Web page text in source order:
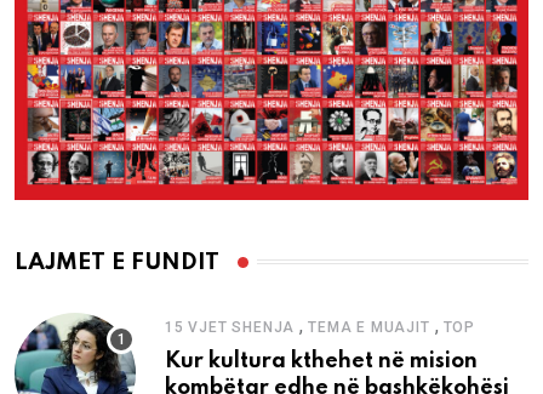
LAJMET E FUNDIT
15 VJET SHENJA ,TEMA E MUAJIT , TOP
Kur kultura kthehet në mision
kombëtar edhe në bashkëkohësi